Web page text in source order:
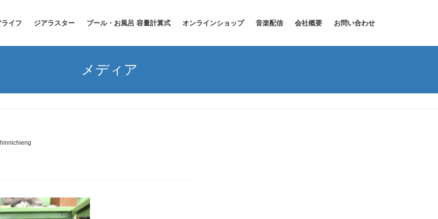
イフ ジアラスター プール・お風呂 容量計算式 オンラインショップ 音楽配信 会社概要 お問い合わせ
メディア